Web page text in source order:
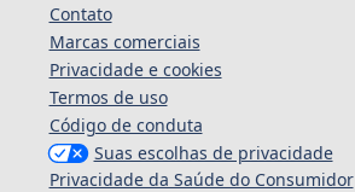
Contato
Marcas comerciais
Privacidade e cookies
Termos de uso
Código de conduta
Suas escolhas de privacidade
Privacidade da Saúde do Consumidor